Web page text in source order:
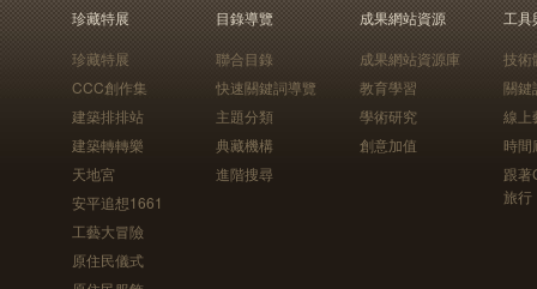
珍藏特展
珍藏特展
CCC創作集
建築排排站
建築轉轉樂
天地宮
安平追想1661
工藝大冒險
原住民儀式
目錄導覽
聯合目錄
快速關鍵詞導覽
主題分類
典藏機構
進階搜尋
成果網站資源
成果網站資源庫
教育學習
學術研究
創意加值
工具
技術
關鍵
線上
時間
跟
旅行